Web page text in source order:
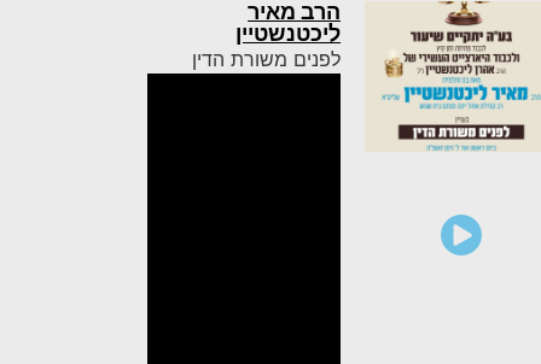
הרב מאיר
ליכטנשטיין
לפנים משורת הדין